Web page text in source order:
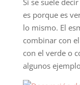
es porque es
lo mismo. El
combinar con
con el verde o
algunos